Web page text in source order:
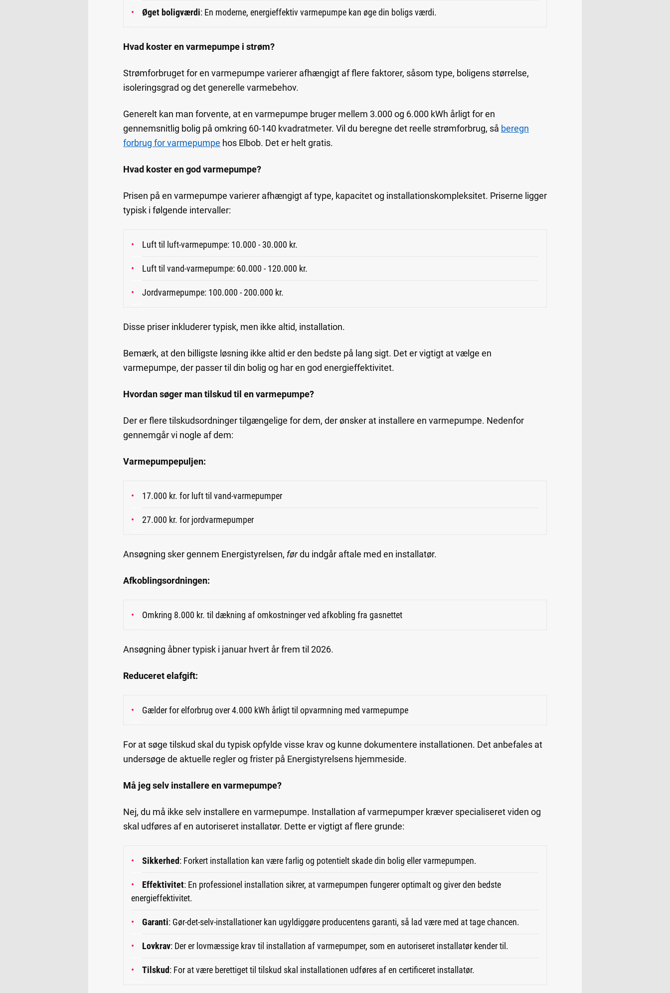
Øget boligværdi: En moderne, energieffektiv varmepumpe kan øge din boligs værdi.
Hvad koster en varmepumpe i strøm?
Strømforbruget for en varmepumpe varierer afhængigt af flere faktorer, såsom type, boligens størrelse,
isoleringsgrad og det generelle varmebehov.
Generelt kan man forvente, at en varmepumpe bruger mellem 3.000 og 6.000 kWh årligt for en
gennemsnitlig bolig på omkring 60-140 kvadratmeter. Vil du beregne det reelle strømforbrug, så beregn
forbrug for varmepumpe hos Elbob. Det er helt gratis.
Hvad koster en god varmepumpe?
Prisen på en varmepumpe varierer afhængigt af type, kapacitet og installationskompleksitet. Priserne ligger
typisk i følgende intervaller:
Luft til luft-varmepumpe: 10.000 - 30.000 kr.
Luft til vand-varmepumpe: 60.000 - 120.000 kr.
Jordvarmepumpe: 100.000 - 200.000 kr.
Disse priser inkluderer typisk, men ikke altid, installation.
Bemærk, at den billigste løsning ikke altid er den bedste på lang sigt. Det er vigtigt at vælge en
varmepumpe, der passer til din bolig og har en god energieffektivitet.
Hvordan søger man tilskud til en varmepumpe?
Der er flere tilskudsordninger tilgængelige for dem, der ønsker at installere en varmepumpe. Nedenfor
gennemgår vi nogle af dem:
Varmepumpepuljen:
17.000 kr. for luft til vand-varmepumper
27.000 kr. for jordvarmepumper
Ansøgning sker gennem Energistyrelsen, førdu indgår aftale med en installatør.
Afkoblingsordningen:
Omkring 8.000 kr. til dækning af omkostninger ved afkobling fra gasnettet
Ansøgning åbner typisk i januar hvert år frem til 2026.
Reduceret elafgift:
Gælder for elforbrug over 4.000 kWh årligt til opvarmning med varmepumpe
For at søge tilskud skal du typisk opfylde visse krav og kunne dokumentere installationen. Det anbefales at
undersøge de aktuelle regler og frister på Energistyrelsens hjemmeside.
Må jeg selv installere en varmepumpe?
Nej, du må ikke selv installere en varmepumpe. Installation af varmepumper kræver specialiseret viden og
skal udføres af en autoriseret installatør. Dette er vigtigt af flere grunde:
Sikkerhed: Forkert installation kan være farlig og potentielt skade din bolig eller varmepumpen.
Effektivitet: En professionel installation sikrer, at varmepumpen fungerer optimalt og giver den bedste
energieffektivitet.
Garanti: Gør-det-selv-installationer kan ugyldiggøre producentens garanti, så lad være med at tage chancen.
Lovkrav: Der er lovmæssige krav til installation af varmepumper, som en autoriseret installatør kender til.
Tilskud: For at være berettiget til tilskud skal installationen udføres af en certificeret installatør.